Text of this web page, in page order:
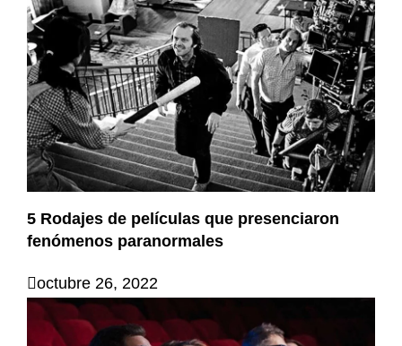
5 Rodajes de películas que presenciaron
fenómenos paranormales
octubre 26, 2022